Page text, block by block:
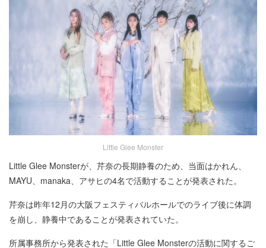
Little Glee Monster
Little Glee Monsterが、芹奈の長期静養のため、当面はかれん、
MAYU、manaka、アサヒの4名で活動することが発表された。
芹奈は昨年12月の大阪フェスティバルホールでのライブ後に体調
を崩し、静養中であることが発表されていた。
所属事務所から発表された「Little Glee Monsterの活動に関するご